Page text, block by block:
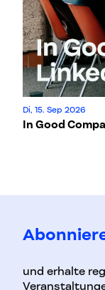
Di, 15. Sep 2026
In Good
und erhalte